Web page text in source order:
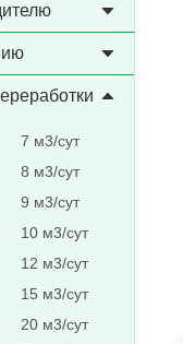
7 м3/сут
8 м3/сут
9 м3/сут
10 м3/сут
12 м3/сут
15 м3/сут
20 м3/сут